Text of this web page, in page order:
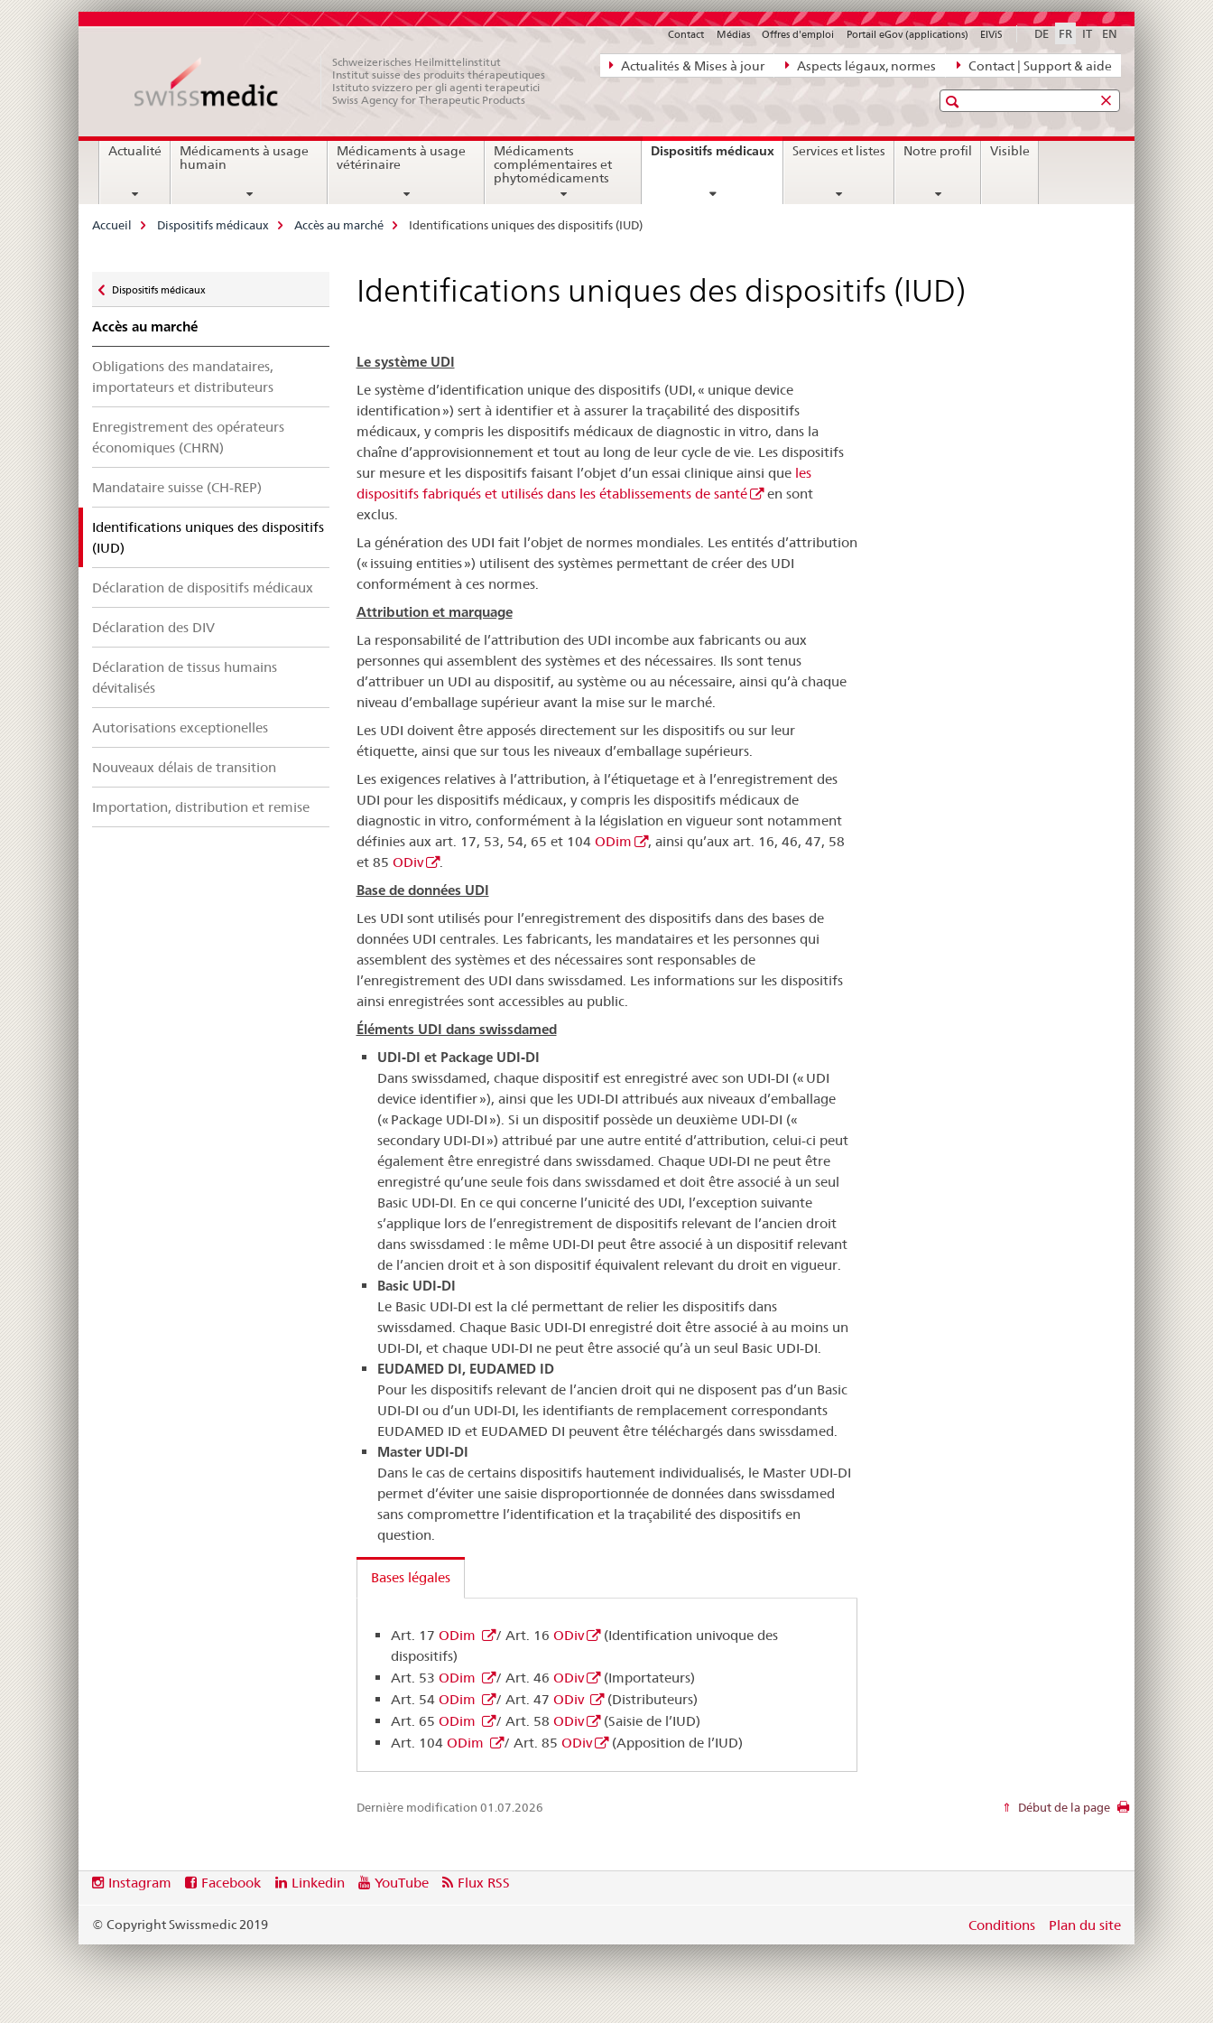
Navigation
directe:
bases
juridiques,
contact
Actualités & Mises à jour Aspects légaux, normes Contact | Support & aide
DE FR IT EN
Contact Médias Offres d'emploi Portail eGov (applications) ElViS
Schweizerisches Heilmittelinstitut
Institut suisse des produits thérapeutiques
Istituto svizzero per gli agenti terapeutici
Swiss Agency for Therapeutic Products
Recherche
Navigation
Actualité
Médicaments à usage
humain
Médicaments à usage
vétérinaire
Médicaments
complémentaires et
phytomédicaments
Dispositifs médicauxcurrent
Services et listes Notre profil Visible
Breadcrumb
Accueil Dispositifs médicaux Accès au marché Identifications uniques des dispositifs (IUD)
zu
Dispositifs médicaux
Accès au marché
Obligations des mandataires,
importateurs et distributeurs
Enregistrement des opérateurs
économiques (CHRN)
Mandataire suisse (CH-REP)
Identifications uniques des dispositifs
(IUD)
Déclaration de dispositifs médicaux
Déclaration des DIV
Déclaration de tissus humains
dévitalisés
Autorisations exceptionelles
Nouveaux délais de transition
Importation, distribution et remise
Identifications uniques des dispositifs (IUD)
Le système UDI
Le système d’identification unique des dispositifs (UDI, « unique device
identification ») sert à identifier et à assurer la traçabilité des dispositifs
médicaux, y compris les dispositifs médicaux de diagnostic in vitro, dans la
chaîne d’approvisionnement et tout au long de leur cycle de vie. Les dispositifs
sur mesure et les dispositifs faisant l’objet d’un essai clinique ainsi que les
dispositifs fabriqués et utilisés dans les établissements de santé
en sont
exclus.
La génération des UDI fait l’objet de normes mondiales. Les entités d’attribution
(« issuing entities ») utilisent des systèmes permettant de créer des UDI
conformément à ces normes.
Attribution et marquage
La responsabilité de l’attribution des UDI incombe aux fabricants ou aux
personnes qui assemblent des systèmes et des nécessaires. Ils sont tenus
d’attribuer un UDI au dispositif, au système ou au nécessaire, ainsi qu’à chaque
niveau d’emballage supérieur avant la mise sur le marché.
Les UDI doivent être apposés directement sur les dispositifs ou sur leur
étiquette, ainsi que sur tous les niveaux d’emballage supérieurs.
Les exigences relatives à l’attribution, à l’étiquetage et à l’enregistrement des
UDI pour les dispositifs médicaux, y compris les dispositifs médicaux de
diagnostic in vitro, conformément à la législation en vigueur sont notamment
définies aux art. 17, 53, 54, 65 et 104 ODim
, ainsi qu’aux art. 16, 46, 47, 58
et 85 ODiv
.
Base de données UDI
Les UDI sont utilisés pour l’enregistrement des dispositifs dans des bases de
données UDI centrales. Les fabricants, les mandataires et les personnes qui
assemblent des systèmes et des nécessaires sont responsables de
l’enregistrement des UDI dans swissdamed. Les informations sur les dispositifs
ainsi enregistrées sont accessibles au public.
Éléments UDI dans swissdamed
UDI-DI et Package UDI-DI
Dans swissdamed, chaque dispositif est enregistré avec son UDI-DI (« UDI
device identifier »), ainsi que les UDI-DI attribués aux niveaux d’emballage
(« Package UDI-DI »). Si un dispositif possède un deuxième UDI-DI («
secondary UDI-DI ») attribué par une autre entité d’attribution, celui-ci peut
également être enregistré dans swissdamed. Chaque UDI-DI ne peut être
enregistré qu’une seule fois dans swissdamed et doit être associé à un seul
Basic UDI-DI. En ce qui concerne l’unicité des UDI, l’exception suivante
s’applique lors de l’enregistrement de dispositifs relevant de l’ancien droit
dans swissdamed : le même UDI-DI peut être associé à un dispositif relevant
de l’ancien droit et à son dispositif équivalent relevant du droit en vigueur.
Basic UDI-DI
Le Basic UDI-DI est la clé permettant de relier les dispositifs dans
swissdamed. Chaque Basic UDI-DI enregistré doit être associé à au moins un
UDI-DI, et chaque UDI-DI ne peut être associé qu’à un seul Basic UDI-DI.
EUDAMED DI, EUDAMED ID
Pour les dispositifs relevant de l’ancien droit qui ne disposent pas d’un Basic
UDI-DI ou d’un UDI-DI, les identifiants de remplacement correspondants
EUDAMED ID et EUDAMED DI peuvent être téléchargés dans swissdamed.
Master UDI-DI
Dans le cas de certains dispositifs hautement individualisés, le Master UDI-DI
permet d’éviter une saisie disproportionnée de données dans swissdamed
sans compromettre l’identification et la traçabilité des dispositifs en
question.
Bases légales
Art. 17 ODim / Art. 16 ODiv
(Identification univoque des
dispositifs)
Art. 53 ODim / Art. 46 ODiv
(Importateurs)
Art. 54 ODim / Art. 47 ODiv
(Distributeurs)
Art. 65 ODim / Art. 58 ODiv
(Saisie de l’IUD)
Art. 104 ODim / Art. 85 ODiv (Apposition de l’IUD)
Dernière modification 01.07.2026 Début de la page
Footer
Social
links
Instagram Facebook Linkedin YouTube Flux RSS
© Copyright Swissmedic 2019 Conditions Plan du site